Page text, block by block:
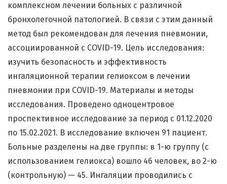
комплексном лечении больных с различной
бронхолегочной патологией. В связи с этим данный
метод был рекомендован для лечения пневмонии,
ассоциированной с COVID-19. Цель исследования:
изучить безопасность и эффективность
ингаляционной терапии гелиоксом в лечении
пневмонии при СOVID-19. Материалы и методы
исследования. Проведено одноцентровое
проспективное исследование за период с 01.12.2020
по 15.02.2021. В исследование включен 91 пациент.
Больные разделены на две группы: в 1-ю группу (с
использованием гелиокса) вошло 46 человек, во 2-ю
(контрольную) — 45. Ингаляции проводились с